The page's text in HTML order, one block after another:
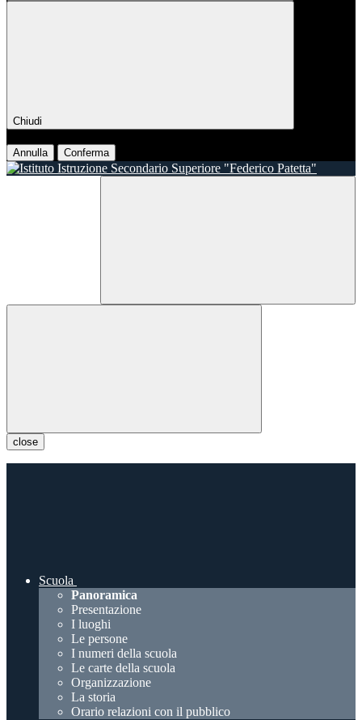
Chiudi
Annulla Conferma
close
Scuola
Panoramica
Presentazione
I luoghi
Le persone
I numeri della scuola
Le carte della scuola
Organizzazione
La storia
Orario relazioni con il pubblico